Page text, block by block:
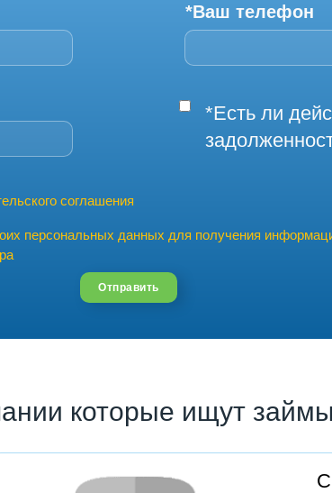
*Ваш телефон
*Есть ли
соглашения
персональных данных для получения
Отправить
которые ищут